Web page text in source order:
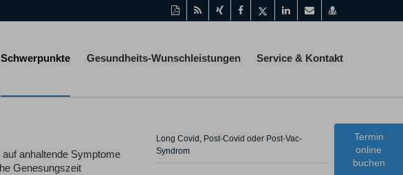
Diese
Seite
drucken
RSS-
Feed
Auf
Xing
Auf
Facebook
Twitter
Auf
LinkedIn
Per
Mail
vCard
speichern
Schwerpunkte Gesundheits-Wunschleistungen Service & Kontakt
anhaltende Symptome
Genesungszeit
Long Covid, Post-Covid oder Post-Vac-
Syndrom
Termin
online
buchen